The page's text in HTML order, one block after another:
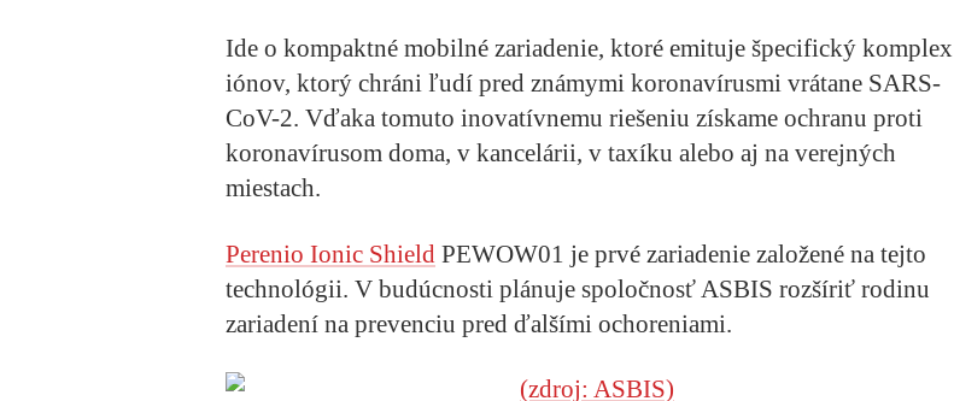
Ide o kompaktné mobilné zariadenie, ktoré emituje špecifický komplex
iónov, ktorý chráni ľudí pred známymi koronavírusmi vrátane SARS-
CoV-2. Vďaka tomuto inovatívnemu riešeniu získame ochranu proti
koronavírusom doma, v kancelárii, v taxíku alebo aj na verejných
miestach.
Perenio Ionic Shield PEWOW01 je prvé zariadenie založené na tejto
technológii. V budúcnosti plánuje spoločnosť ASBIS rozšíriť rodinu
zariadení na prevenciu pred ďalšími ochoreniami.